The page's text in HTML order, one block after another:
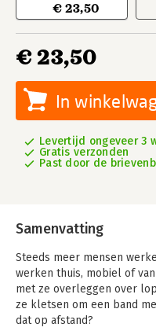
€ 23,50
€ 23,50
In
Levertijd ongeveer 3
Gratis verzonden
Past door de
Samenvatting
Steeds meer mensen
werken thuis, mobiel of
met ze overleggen over
ze kletsen om een band
dat op afstand?